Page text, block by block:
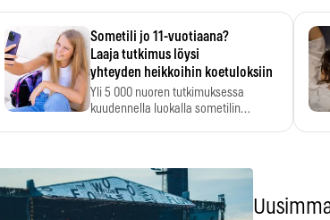
Sometili jo 11-vuotiaana?
Laaja tutkimus löysi
yhteyden heikkoihin koetuloksiin
Yli 5 000 nuoren tutkimuksessa
kuudennella luokalla sometilin…